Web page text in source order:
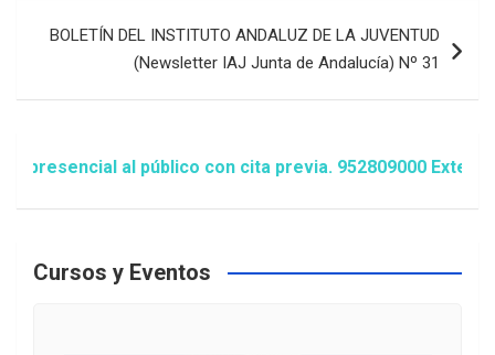
BOLETÍN DEL INSTITUTO ANDALUZ DE LA JUVENTUD
(Newsletter IAJ Junta de Andalucía) Nº 31
al público con cita previa. 952809000 Extensión
Cursos y Eventos